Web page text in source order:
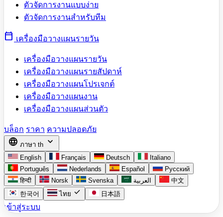
ตัวจัดการงานแบบง่าย
ตัวจัดการงานสำหรับทีม
calendar_today เครื่องมือวางแผนรายวัน
เครื่องมือวางแผนรายวัน
เครื่องมือวางแผนรายสัปดาห์
เครื่องมือวางแผนโปรเจกต์
เครื่องมือวางแผนงาน
เครื่องมือวางแผนส่วนตัว
บล็อก ราคา ความปลอดภัย
language ภาษา th expand_more
English Français Deutsch
Italiano
Português
Nederlands Español
Русский
हिन्दी
Norsk Svenska العربية
中文
한국어
ไทย check 日本語
เข้าสู่ระบบ